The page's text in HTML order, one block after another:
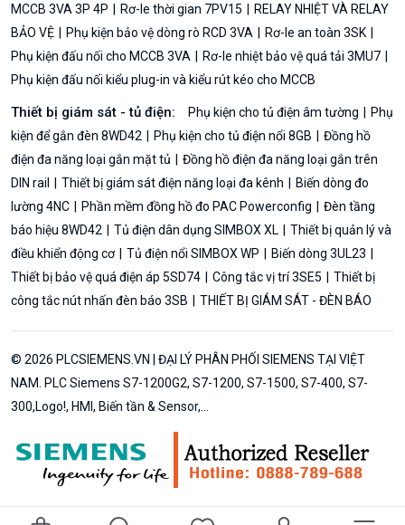
MCCB 3VA 3P 4P
Rơ-le thời gian 7PV15
RELAY NHIỆT VÀ RELAY
BẢO VỆ
Phụ kiện bảo vệ dòng rò RCD 3VA
Rơ-le an toàn 3SK
Phụ kiện đấu nối cho MCCB 3VA
Rơ-le nhiệt bảo vệ quá tải 3MU7
Phụ kiện đấu nối kiểu plug-in và kiểu rút kéo cho MCCB
Thiết bị giám sát - tủ điện: Phụ kiện cho tủ điện âm tường
Phụ
kiện để gắn đèn 8WD42
Phụ kiện cho tủ điện nổi 8GB
Đồng hồ
điện đa năng loại gắn mặt tủ
Đồng hồ điện đa năng loại gắn trên
DIN rail
Thiết bị giám sát điện năng loại đa kênh
Biến dòng đo
lường 4NC
Phần mềm đồng hồ đo PAC Powerconfig
Đèn tầng
báo hiệu 8WD42
Tủ điện dân dụng SIMBOX XL
Thiết bị quản lý và
điều khiển động cơ
Tủ điện nổi SIMBOX WP
Biến dòng 3UL23
Thiết bị bảo vệ quá điện áp 5SD74
Công tắc vị trí 3SE5
Thiết bị
công tắc nút nhấn đèn báo 3SB
THIẾT BỊ GIÁM SÁT - ĐÈN BÁO
© 2026 PLCSIEMENS.VN | ĐẠI LÝ PHÂN PHỐI SIEMENS TẠI VIỆT
NAM. PLC Siemens S7-1200G2, S7-1200, S7-1500, S7-400, S7-
300,Logo!, HMI, Biến tần & Sensor,...